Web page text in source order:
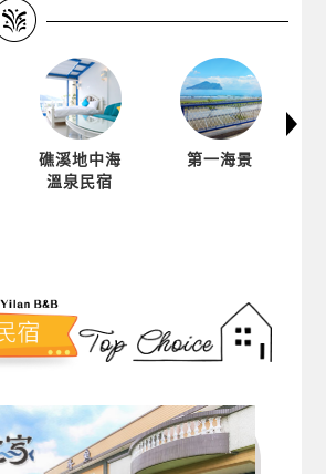
礁溪地中海
溫泉民宿
第一海景